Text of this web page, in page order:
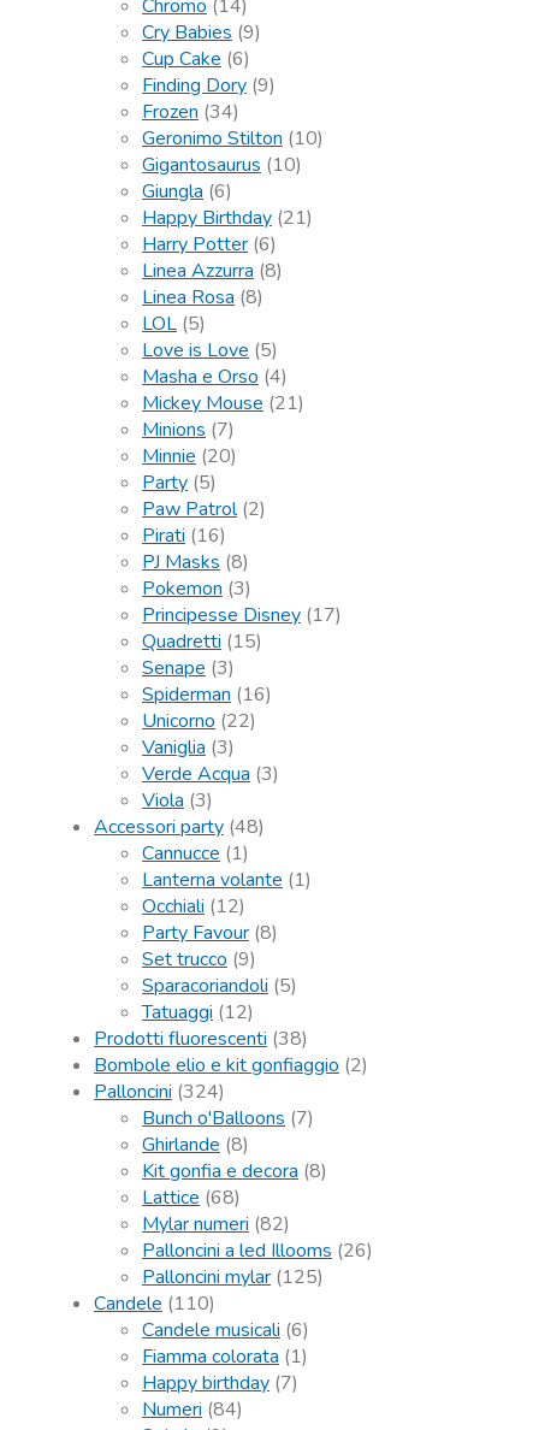
Chromo (14)
Cry Babies (9)
Cup Cake (6)
Finding Dory (9)
Frozen (34)
Geronimo Stilton (10)
Gigantosaurus (10)
Giungla (6)
Happy Birthday (21)
Harry Potter (6)
Linea Azzurra (8)
Linea Rosa (8)
LOL (5)
Love is Love (5)
Masha e Orso (4)
Mickey Mouse (21)
Minions (7)
Minnie (20)
Party (5)
Paw Patrol (2)
Pirati (16)
PJ Masks (8)
Pokemon (3)
Principesse Disney (17)
Quadretti (15)
Senape (3)
Spiderman (16)
Unicorno (22)
Vaniglia (3)
Verde Acqua (3)
Viola (3)
Accessori party (48)
Cannucce (1)
Lanterna volante (1)
Occhiali (12)
Party Favour (8)
Set trucco (9)
Sparacoriandoli (5)
Tatuaggi (12)
Prodotti fluorescenti (38)
Bombole elio e kit gonfiaggio (2)
Palloncini (324)
Bunch o'Balloons (7)
Ghirlande (8)
Kit gonfia e decora (8)
Lattice (68)
Mylar numeri (82)
Palloncini a led Illooms (26)
Palloncini mylar (125)
Candele (110)
Candele musicali (6)
Fiamma colorata (1)
Happy birthday (7)
Numeri (84)